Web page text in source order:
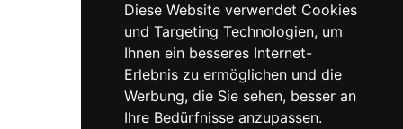
Diese Website verwendet Cookies
und Targeting Technologien, um
Ihnen ein besseres Internet-
Erlebnis zu ermöglichen und die
Werbung, die Sie sehen, besser an
Ihre Bedürfnisse anzupassen.